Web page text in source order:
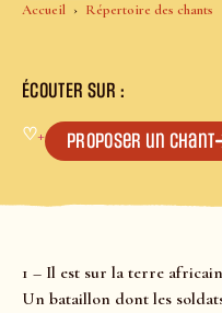
Accueil Répertoire des chants
ÉCOUTER SUR :
♡+ Proposer un chant
1 – Il est sur la terre
Un bataillon dont les